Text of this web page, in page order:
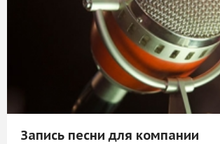
Запись песни для компании